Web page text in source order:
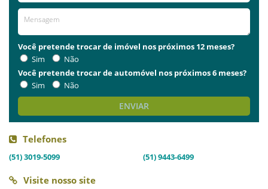
Você pretende trocar de imóvel nos próximos 12 meses?
Sim
Não
Você pretende trocar de automóvel nos próximos 6 meses?
Sim
Não
ENVIAR
Telefones
(51) 3019-5099 (51) 9443-6499
Visite nosso site